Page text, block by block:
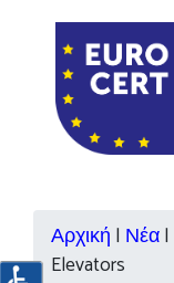
Αρχική | Νέα|
Elevators